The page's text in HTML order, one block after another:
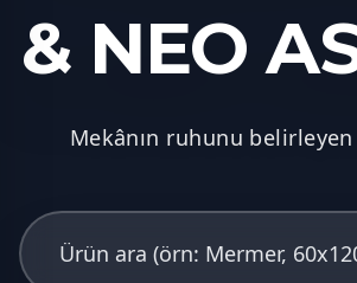
& NEO
Mekânın ruhunu